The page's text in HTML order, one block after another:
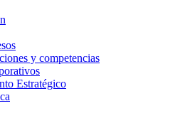
y competencias
Estratégico